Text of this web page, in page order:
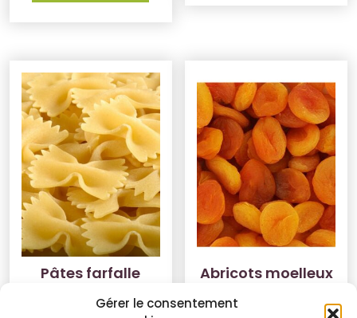
Gérer le consentement
Pâtes farfalle
€/kg
Abricots moelleux